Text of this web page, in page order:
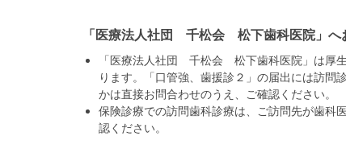
「医療法人社団 千松会 松下歯科医院」へ
「医療法人社団 千松会 松下歯科医院」は厚
ります。「口管強、歯援診２」の届出には訪問
かは直接お問合わせのうえ、ご確認ください。
保険診療での訪問歯科診療は、ご訪問先が歯科
認ください。